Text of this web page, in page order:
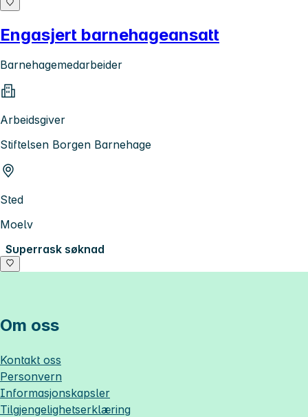
Engasjert barnehageansatt
Barnehagemedarbeider
Arbeidsgiver
Stiftelsen Borgen Barnehage
Sted
Moelv
Superrask søknad
Om oss
Kontakt oss
Personvern
Informasjonskapsler
Tilgjengelighetserklæring